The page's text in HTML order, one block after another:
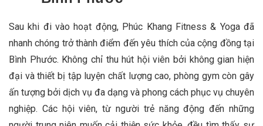
Sau khi đi vào hoạt động, Phúc Khang Fitness & Yoga đã
nhanh chóng trở thành điểm đến yêu thích của cộng đồng tại
Bình Phước. Không chỉ thu hút hội viên bởi không gian hiện
đại và thiết bị tập luyện chất lượng cao, phòng gym còn gây
ấn tượng bởi dịch vụ đa dạng và phong cách phục vụ chuyên
nghiệp. Các hội viên, từ người trẻ năng động đến những